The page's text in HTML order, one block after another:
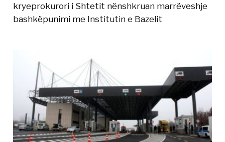
kryeprokurori i Shtetit nënshkruan marrëveshje
bashkëpunimi me Institutin e Bazelit